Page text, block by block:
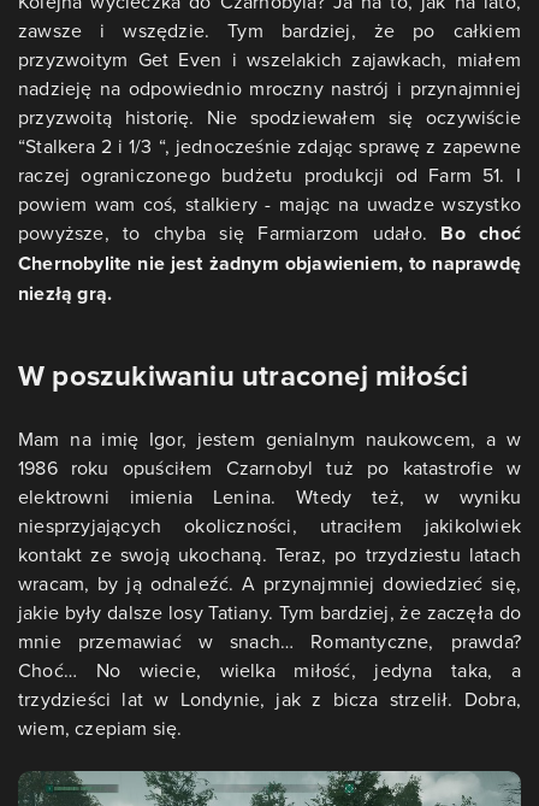
zawsze i wszędzie. Tym bardziej, że po całkiem
przyzwoitym Get Even i wszelakich zajawkach, miałem
nadzieję na odpowiednio mroczny nastrój i przynajmniej
przyzwoitą historię. Nie spodziewałem się oczywiście
“Stalkera 2 i 1/3 “, jednocześnie zdając sprawę z zapewne
raczej ograniczonego budżetu produkcji od Farm 51. I
powiem wam coś, stalkiery - mając na uwadze wszystko
powyższe, to chyba się Farmiarzom udało. Bo choć
Chernobylite nie jest żadnym objawieniem, to naprawdę
niezłą grą.
W poszukiwaniu utraconej miłości
Mam na imię Igor, jestem genialnym naukowcem, a w
1986 roku opuściłem Czarnobyl tuż po katastrofie w
elektrowni imienia Lenina. Wtedy też, w wyniku
niesprzyjających okoliczności, utraciłem jakikolwiek
kontakt ze swoją ukochaną. Teraz, po trzydziestu latach
wracam, by ją odnaleźć. A przynajmniej dowiedzieć się,
jakie były dalsze losy Tatiany. Tym bardziej, że zaczęła do
mnie przemawiać w snach… Romantyczne, prawda?
Choć… No wiecie, wielka miłość, jedyna taka, a
trzydzieści lat w Londynie, jak z bicza strzelił. Dobra,
wiem, czepiam się.